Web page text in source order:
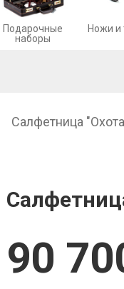
Подарочные
наборы
Ножи и
Салфетница
90